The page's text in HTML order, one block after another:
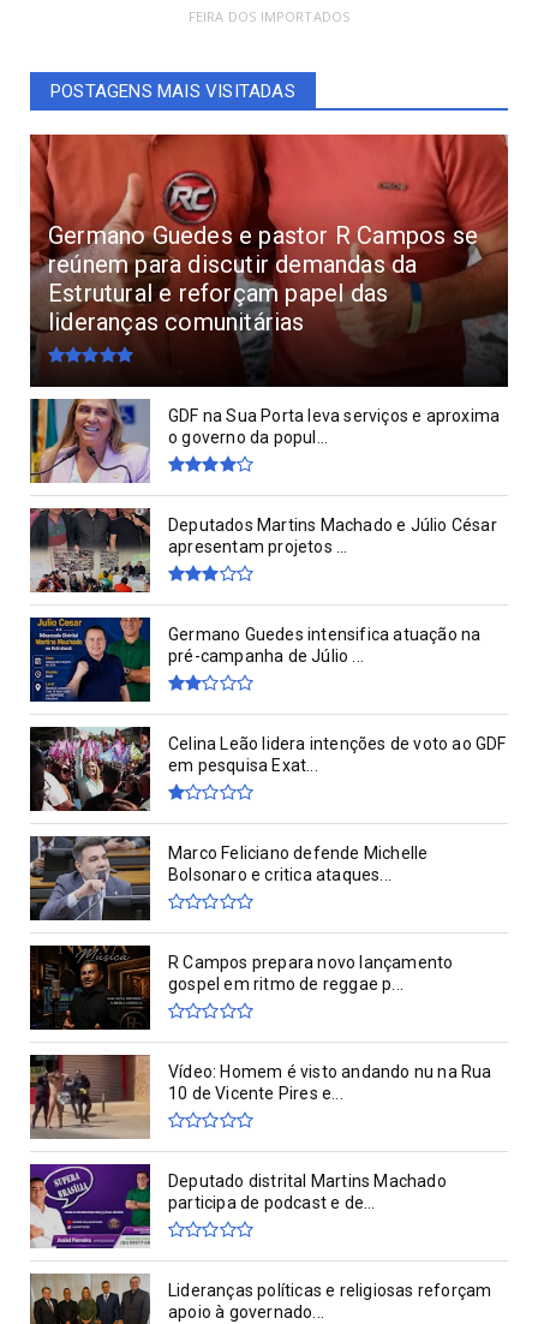
FEIRA DOS IMPORTADOS
POSTAGENS MAIS VISITADAS
Germano Guedes e pastor R Campos se
reúnem para discutir demandas da
Estrutural e reforçam papel das
lideranças comunitárias
GDF na Sua Porta leva serviços e aproxima
o governo da popul...
Deputados Martins Machado e Júlio César
apresentam projetos ...
Germano Guedes intensifica atuação na
pré-campanha de Júlio ...
Celina Leão lidera intenções de voto ao GDF
em pesquisa Exat...
Marco Feliciano defende Michelle
Bolsonaro e critica ataques...
R Campos prepara novo lançamento
gospel em ritmo de reggae p...
Vídeo: Homem é visto andando nu na Rua
10 de Vicente Pires e...
Deputado distrital Martins Machado
participa de podcast e de...
Lideranças políticas e religiosas reforçam
apoio à governado...